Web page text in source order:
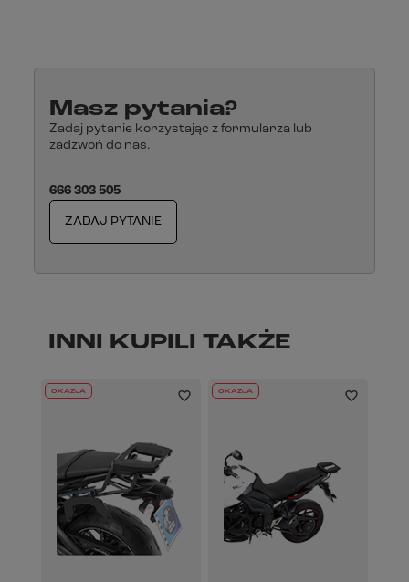
Masz pytania?
Zadaj pytanie korzystając z formularza lub
zadzwoń do nas.
666 303 505
ZADAJ PYTANIE
INNI KUPILI TAKŻE
OKAZJA OKAZJA